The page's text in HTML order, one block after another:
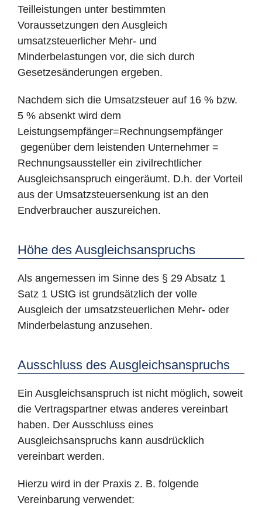
Teilleistungen unter bestimmten
Voraussetzungen den Ausgleich
umsatzsteuerlicher Mehr- und
Minderbelastungen vor, die sich durch
Gesetzesänderungen ergeben.
Nachdem sich die Umsatzsteuer auf 16 % bzw.
5 % absenkt wird dem
Leistungsempfänger=Rechnungsempfänger
gegenüber dem leistenden Unternehmer =
Rechnungsaussteller ein zivilrechtlicher
Ausgleichsanspruch eingeräumt. D.h. der Vorteil
aus der Umsatzsteuersenkung ist an den
Endverbraucher auszureichen.
Höhe des Ausgleichsanspruchs
Als angemessen im Sinne des § 29 Absatz 1
Satz 1 UStG ist grundsätzlich der volle
Ausgleich der umsatzsteuerlichen Mehr- oder
Minderbelastung anzusehen.
Ausschluss des Ausgleichsanspruchs
Ein Ausgleichsanspruch ist nicht möglich, soweit
die Vertragspartner etwas anderes vereinbart
haben. Der Ausschluss eines
Ausgleichsanspruchs kann ausdrücklich
vereinbart werden.
Hierzu wird in der Praxis z. B. folgende
Vereinbarung verwendet: